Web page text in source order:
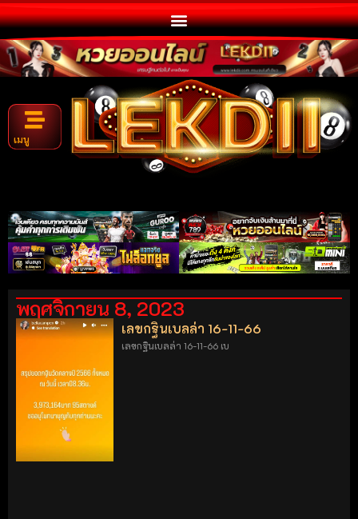
เมนู
พฤศจิกายน 8, 2023
เลขกฐินเบลล่า 16-11-66
เลขกฐินเบลล่า 16-11-66 เบ